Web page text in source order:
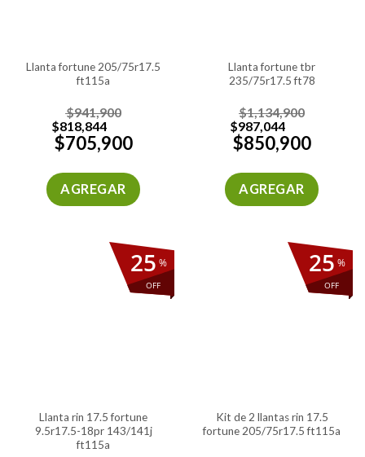
llanta fortune 205/75r17.5
ft115a
$941,900
$818,844
$705,900
AGREGAR
llanta fortune tbr
235/75r17.5 ft78
$1,134,900
$987,044
$850,900
AGREGAR
%
OFF
25
llanta rin 17.5 fortune
9.5r17.5-18pr 143/141j
ft115a
%
OFF
25
kit de 2 llantas rin 17.5
fortune 205/75r17.5 ft115a